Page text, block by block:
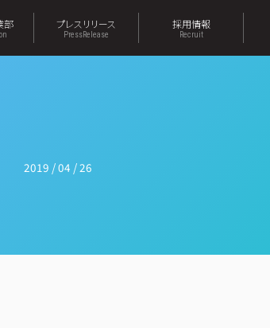
部 プレスリリース
PressRelease
採用情報
Recruit
2019 / 04 / 26